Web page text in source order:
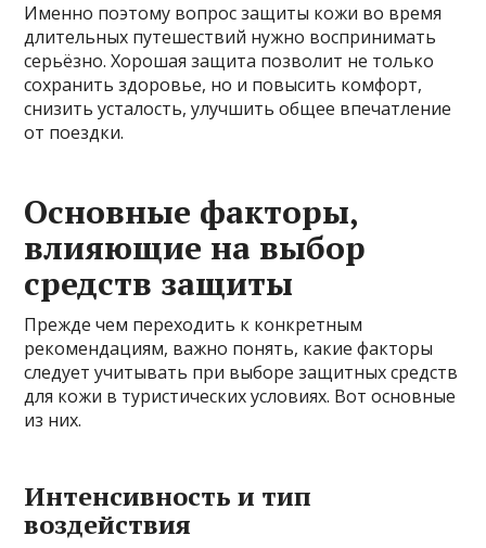
Именно поэтому вопрос защиты кожи во время
длительных путешествий нужно воспринимать
серьёзно. Хорошая защита позволит не только
сохранить здоровье, но и повысить комфорт,
снизить усталость, улучшить общее впечатление
от поездки.
Основные факторы,
влияющие на выбор
средств защиты
Прежде чем переходить к конкретным
рекомендациям, важно понять, какие факторы
следует учитывать при выборе защитных средств
для кожи в туристических условиях. Вот основные
из них.
Интенсивность и тип
воздействия